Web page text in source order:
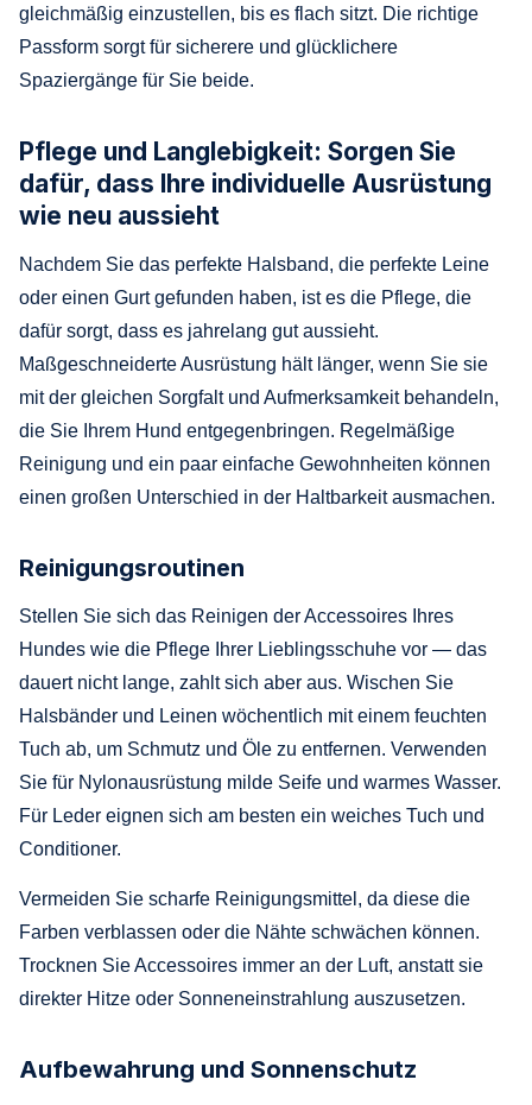
gleichmäßig einzustellen, bis es flach sitzt. Die richtige
Passform sorgt für sicherere und glücklichere
Spaziergänge für Sie beide.
Pflege und Langlebigkeit: Sorgen Sie
dafür, dass Ihre individuelle Ausrüstung
wie neu aussieht
Nachdem Sie das perfekte Halsband, die perfekte Leine
oder einen Gurt gefunden haben, ist es die Pflege, die
dafür sorgt, dass es jahrelang gut aussieht.
Maßgeschneiderte Ausrüstung hält länger, wenn Sie sie
mit der gleichen Sorgfalt und Aufmerksamkeit behandeln,
die Sie Ihrem Hund entgegenbringen. Regelmäßige
Reinigung und ein paar einfache Gewohnheiten können
einen großen Unterschied in der Haltbarkeit ausmachen.
Reinigungsroutinen
Stellen Sie sich das Reinigen der Accessoires Ihres
Hundes wie die Pflege Ihrer Lieblingsschuhe vor — das
dauert nicht lange, zahlt sich aber aus. Wischen Sie
Halsbänder und Leinen wöchentlich mit einem feuchten
Tuch ab, um Schmutz und Öle zu entfernen. Verwenden
Sie für Nylonausrüstung milde Seife und warmes Wasser.
Für Leder eignen sich am besten ein weiches Tuch und
Conditioner.
Vermeiden Sie scharfe Reinigungsmittel, da diese die
Farben verblassen oder die Nähte schwächen können.
Trocknen Sie Accessoires immer an der Luft, anstatt sie
direkter Hitze oder Sonneneinstrahlung auszusetzen.
Aufbewahrung und Sonnenschutz